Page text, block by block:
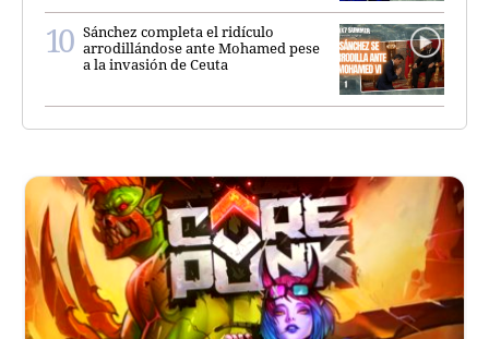
Sánchez completa el ridículo
arrodillándose ante Mohamed pese
a la invasión de Ceuta